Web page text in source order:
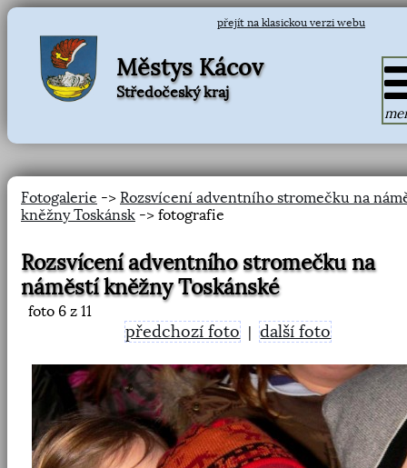
přejít na klasickou verzi webu
Městys Kácov
Středočeský kraj
Fotogalerie -> Rozsvícení adventního stromečku na
kněžny Toskánsk -> fotografie
Rozsvícení adventního stromečku na
náměstí kněžny Toskánské
foto 6 z 11
předchozí foto |další foto